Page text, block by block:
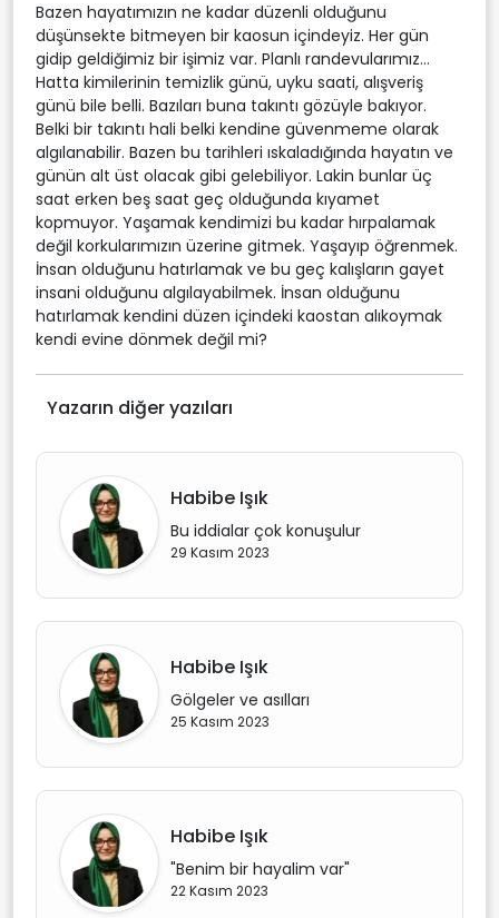
Bazen hayatımızın ne kadar düzenli olduğunu
düşünsekte bitmeyen bir kaosun içindeyiz. Her gün
gidip geldiğimiz bir işimiz var. Planlı randevularımız...
Hatta kimilerinin temizlik günü, uyku saati, alışveriş
günü bile belli. Bazıları buna takıntı gözüyle bakıyor.
Belki bir takıntı hali belki kendine güvenmeme olarak
algılanabilir. Bazen bu tarihleri ıskaladığında hayatın ve
günün alt üst olacak gibi gelebiliyor. Lakin bunlar üç
saat erken beş saat geç olduğunda kıyamet
kopmuyor. Yaşamak kendimizi bu kadar hırpalamak
değil korkularımızın üzerine gitmek. Yaşayıp öğrenmek.
İnsan olduğunu hatırlamak ve bu geç kalışların gayet
insani olduğunu algılayabilmek. İnsan olduğunu
hatırlamak kendini düzen içindeki kaostan alıkoymak
kendi evine dönmek değil mi?
Yazarın diğer yazıları
Habibe Işık
Bu iddialar çok konuşulur
29 Kasım 2023
Habibe Işık
Gölgeler ve asılları
25 Kasım 2023
Habibe Işık
"Benim bir hayalim var"
22 Kasım 2023